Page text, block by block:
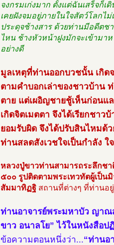
จงกรมเก่งมาก ตั้งแต่ฉันเสร็จก็เ
เคยฝังจมอยู่ภายในใจสัตว์โลกไ
ประดุจช้างสาร ด้วยท่านมีอดีตช
ไหน ช้างหัวหน้าฝูงมักจะเข้ามา
อย่างดี
มูลเหตุที่ท่านออกบวชนั้น เกิด
ตามคำบอกเล่าของชาวบ้าน
ตาย แต่เผอิญชายชู้เห็นก่อนแ
เกิดจิตเมตตา จึงได้เรียกชา
ยอมรับผิด จึงได้ปรับสินไหมด้
ท่านสลดสังเวชใจเป็นกำลัง
หลวงปู่ขาวท่านสามารถระลึกช
๕๐๐ รูปติดตามพระเทวทัตผู้เป็น
สัมมาทิฏฐิ สถานที่ต่างๆ ที่ท่านอ
ท่านอาจารย์พระมหาบัว ญาณ
ขาว อนาลโย” ไว้ในหนังสือ
ข้อความตอนหนึ่งว่า...“ท่านอ